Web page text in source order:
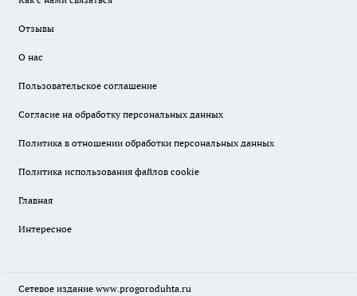
Отзывы
О нас
Пользовательское соглашение
Согласие на обработку персональных данных
Политика в отношении обработки персональных данных
Политика использования файлов cookie
Главная
Интересное
Сетевое издание www.progoroduhta.ru